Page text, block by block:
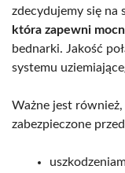
zdecydujemy się na
która zapewni
bednarki. Jakość
systemu
Ważne jest również,
zabezpieczone